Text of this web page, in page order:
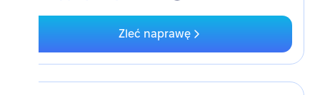
Zleć naprawę